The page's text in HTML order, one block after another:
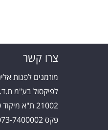
צרו קשר
מוזמנים לפנות
לפיקסול בע"מ ת.ד.
21002 ת"א מיקוד 61210
פקס 073-7400002